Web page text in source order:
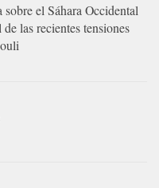
el Sáhara Occidental
las recientes tensiones